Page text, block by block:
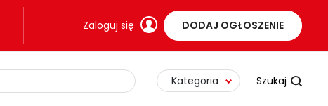
Zaloguj się DODAJ OGŁOSZENIE
Kategoria